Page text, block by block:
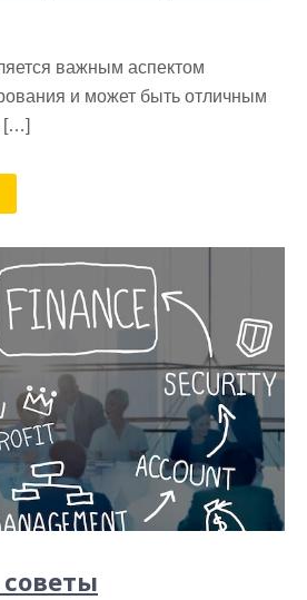
важным аспектом
и может быть отличным
[…]